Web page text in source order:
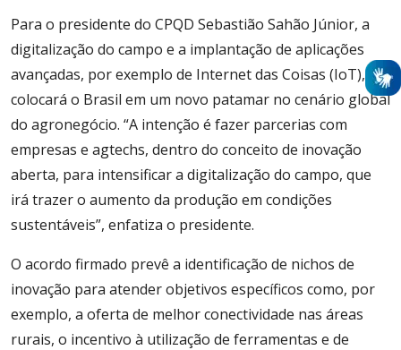
Para o presidente do CPQD Sebastião Sahão Júnior, a
digitalização do campo e a implantação de aplicações
avançadas, por exemplo de Internet das Coisas (IoT),
colocará o Brasil em um novo patamar no cenário global
do agronegócio. “A intenção é fazer parcerias com
empresas e agtechs, dentro do conceito de inovação
aberta, para intensificar a digitalização do campo, que
irá trazer o aumento da produção em condições
sustentáveis”, enfatiza o presidente.
O acordo firmado prevê a identificação de nichos de
inovação para atender objetivos específicos como, por
exemplo, a oferta de melhor conectividade nas áreas
rurais, o incentivo à utilização de ferramentas e de